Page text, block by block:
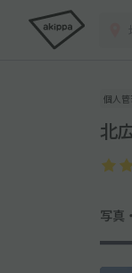
個人
北
写真